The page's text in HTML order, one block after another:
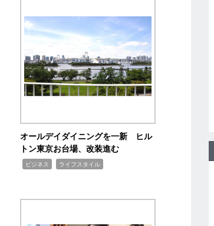
オールデイダイニングを一新 ヒル
トン東京お台場、改装進む
ビジネス ライフスタイル